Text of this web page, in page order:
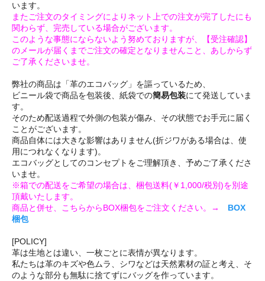
います。
またご注文のタイミングによりネット上での注文が完了したにも
関わらず、完売している場合がございます。
このような事態にならないよう努めておりますが、【受注確認】
のメールが届くまでご注文の確定となりませんこと、あしからず
ご了承くださいませ。
弊社の商品は「革のエコバッグ」を謳っているため、
ビニール袋で商品を包装後、紙袋での簡易包装にて発送していま
す。
そのため配送過程で外側の包装が傷み、その状態でお手元に届く
ことがございます。
商品自体には大きな影響はありません(折ジワがある場合は、使
用につれなくなります)。
エコバッグとしてのコンセプトをご理解頂き、予めご了承くださ
いませ。
※箱での配送をご希望の場合は、梱包送料(￥1,000/税別)を別途
頂戴いたします。
商品と併せ、こちらからBOX梱包をご注文ください。→ BOX
梱包
[POLICY]
革は生地とは違い、一枚ごとに表情が異なります。
私たちは革のキズや色ムラ、シワなどは天然素材の証と考え、そ
のような部分も無駄に捨てずにバッグを作っています。